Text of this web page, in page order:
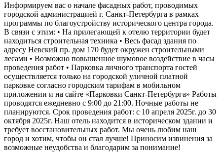
Информируем вас о начале фасадных работ, проводимых
городской администрацией г. Санкт-Петербурга в рамках
программы по благоустройству исторического центра города.
В связи с этим: • На прилегающей к отелю территории будет
находиться строительная техника • Весь фасад здания по
адресу Невский пр. дом 170 будет окружен строительными
лесами • Возможно повышенное шумовое воздействие в часы
проведения работ • Парковка личного транспорта гостей
осуществляется только на городской уличной платной
парковке согласно городским тарифам в мобильном
приложении и на сайте «Парковки Санкт-Петербурга» Работы
проводятся ежедневно с 9:00 до 21:00. Ночные работы не
планируются. Срок проведения работ: с 10 апреля 2025г. до 30
октября 2025г. Наш отель находится в историческом здании и
требует восстановительных работ. Мы очень любим наш
город и хотим, чтобы он стал лучше! Приносим извинения за
возможные неудобства и благодарим за понимание!